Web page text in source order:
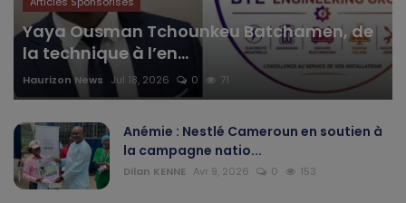
Yaya Ousman Tchounkeu Batchamen, de
la technique à l’en...
Haurizon News Jul 18, 2026 0 71
Anémie : Nestlé Cameroun en soutien à
la campagne natio...
Dilan KENNE Avr 9, 2026 0 153